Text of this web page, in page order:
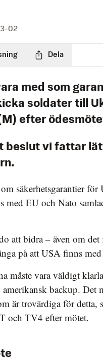
02
Dela
med som
soldater till
efter
beslut vi fattar
säkerhetsgarantier för
med EU och Nato
att bidra – även om
på att USA finns
måste vara väldigt
backup. Det
är trovärdiga för detta,
och TV4 efter mötet.